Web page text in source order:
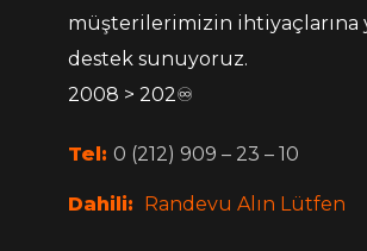
müşterilerimizin ihtiyaçlarına
destek sunuyoruz.
2008 > 202♾
Tel: 0 (212) 909 – 23 – 10
Dahili: Randevu Alın Lütfen